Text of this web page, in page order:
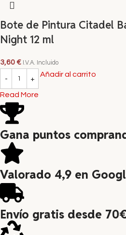
Bote de Pintura Citadel
Night 12 ml
3,60€ I.V.A. Incluido
Añadir al carrito
Read More
Gana puntos
Valorado 4,9 en
Envío gratis desde